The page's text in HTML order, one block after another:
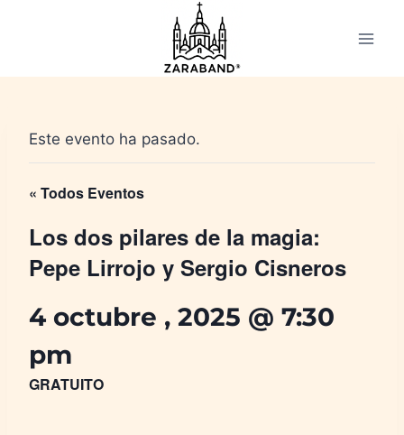
Este evento ha pasado.
« Todos Eventos
Los dos pilares de la magia:
Pepe Lirrojo y Sergio Cisneros
4 octubre , 2025 @ 7:30
pm
GRATUITO